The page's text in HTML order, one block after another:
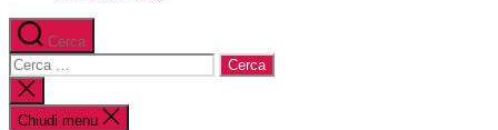
Cerca
Cerca:
Chiudi
la
ricerca
Chiudi menu